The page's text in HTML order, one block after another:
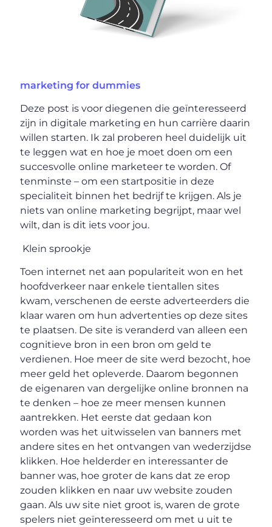
marketing for dummies
Deze post is voor diegenen die geïnteresseerd
zijn in digitale marketing en hun carrière daarin
willen starten. Ik zal proberen heel duidelijk uit
te leggen wat en hoe je moet doen om een ​​
succesvolle online marketeer te worden. Of
tenminste – om een ​​startpositie in deze
specialiteit binnen het bedrijf te krijgen. Als je
niets van online marketing begrijpt, maar wel
wilt, dan is dit iets voor jou.
Klein sprookje
Toen internet net aan populariteit won en het
hoofdverkeer naar enkele tientallen sites
kwam, verschenen de eerste adverteerders die
klaar waren om hun advertenties op deze sites
te plaatsen. De site is veranderd van alleen een
cognitieve bron in een bron om geld te
verdienen. Hoe meer de site werd bezocht, hoe
meer geld het opleverde. Daarom begonnen
de eigenaren van dergelijke online bronnen na
te denken – hoe ze meer mensen kunnen
aantrekken. Het eerste dat gedaan kon
worden was het uitwisselen van banners met
andere sites en het ontvangen van wederzijdse
klikken. Hoe helderder en interessanter de
banner was, hoe groter de kans dat ze erop
zouden klikken en naar uw website zouden
gaan. Als uw site niet groot is, waren de grote
spelers niet geïnteresseerd om met u uit te